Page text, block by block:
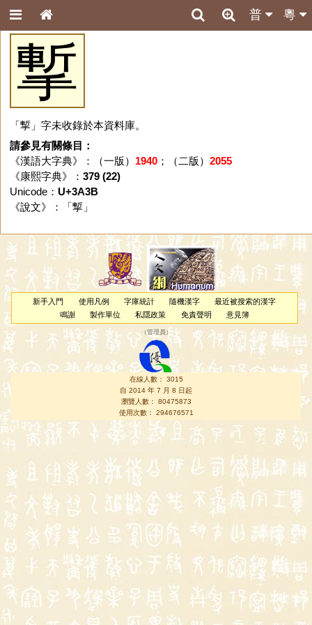
粵
普
㨻
「㨻」字未收錄於本資料庫。
請參見有關條目：
《漢語大字典》：（一版） 1940；（二版） 2055
《康熙字典》： 379 (22)
Unicode： U+3A3B
《說文》：「 㨻」
新手入門 使用凡例 字庫統計 隨機漢字
最近被搜索的漢字
鳴謝
製作單位 私隱政策 免責聲明 意見簿
（管理員 ）
在線人數： 3015
自 2014 年 7 月 8 日起
瀏覽人數： 80475873
使用次數： 294676571